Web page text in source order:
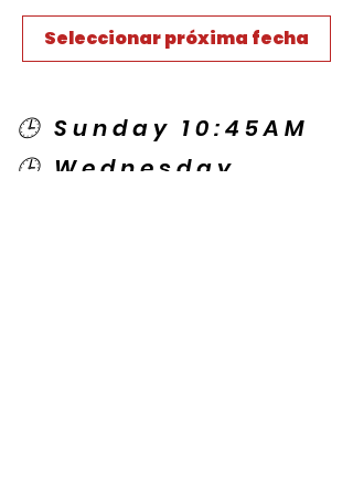
Seleccionar próxima fecha
🕒 Sunday 10:45AM
🕒 Wednesday